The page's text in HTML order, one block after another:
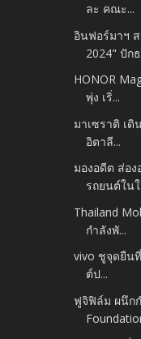
ละ คณะ...
อินฟอร์มาฯ
2024" ปักธ
HONOR
พุ่ง เริ่...
มาเซราติ เ
อิตาลี...
มองอดีต ส่อ
รถยนต์ในใ
Thailand
กำลังพั...
vivo ชูจุดยืน
ต์ป...
ฟูจิฟิล์ม ผนึก